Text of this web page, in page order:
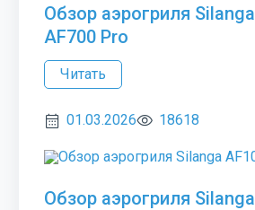
Обзор аэрогриля Silanga
AF700 Pro
Читать
01.03.2026 18618
Обзор аэрогриля Silanga